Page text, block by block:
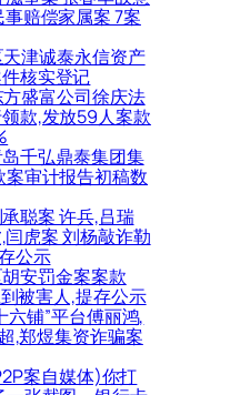
赔偿家属案 7案
津诚泰永信资产
核实登记
盛富公司徐庆法
款,发放59人案款
千弘鼎泰集团集
审计报告初稿数
聪案 许兵,吕瑞
虎案 刘杨敲诈勒
公示
安罚金案案款
被害人,提存公示
六铺”平台傅丽鸿,
,郑煜集资诈骗案
案自媒体)你打